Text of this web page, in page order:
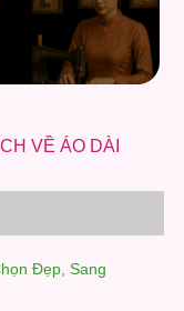
VỀ ÁO DÀI
Đẹp, Sang